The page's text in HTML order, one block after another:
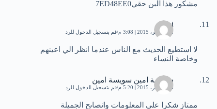
مشكور هذا البن حقي7ED48EE0
fathi
22 نوفمبر، 2015 | 3:08 م قم بتسجيل الدخول للرد
لا استطيع الحديث مع الناس عندما انظر الي اعينهم
وخاصة النساء
سويسة امين سويسة امين
26 نوفمبر، 2015 | 5:20 م قم بتسجيل الدخول للرد
ممتاز شكرا على المعلومات وانصاىح الجميلة